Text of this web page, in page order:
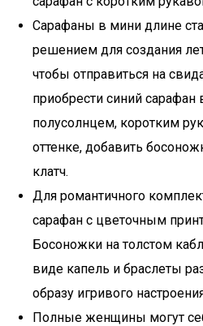
Сарафаны в мини длине
решением для создания
чтобы отправиться на
приобрести синий
полусолнцем, коротким
оттенке, добавить
клатч.
Для романтичного
сарафан с цветочным
Босоножки на толстом
виде капель и браслеты
образу игривого
Полные женщины могут